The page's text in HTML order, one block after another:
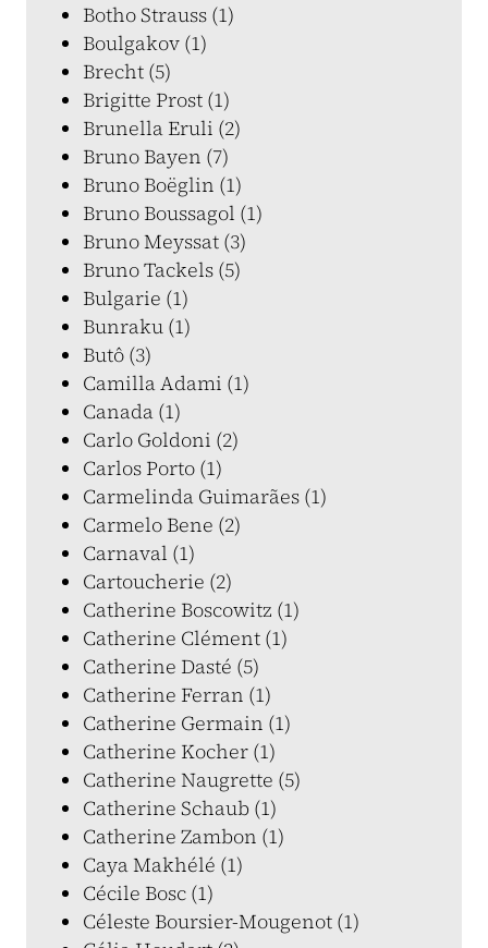
Botho Strauss (1)
Boulgakov (1)
Brecht (5)
Brigitte Prost (1)
Brunella Eruli (2)
Bruno Bayen (7)
Bruno Boëglin (1)
Bruno Boussagol (1)
Bruno Meyssat (3)
Bruno Tackels (5)
Bulgarie (1)
Bunraku (1)
Butô (3)
Camilla Adami (1)
Canada (1)
Carlo Goldoni (2)
Carlos Porto (1)
Carmelinda Guimarães (1)
Carmelo Bene (2)
Carnaval (1)
Cartoucherie (2)
Catherine Boscowitz (1)
Catherine Clément (1)
Catherine Dasté (5)
Catherine Ferran (1)
Catherine Germain (1)
Catherine Kocher (1)
Catherine Naugrette (5)
Catherine Schaub (1)
Catherine Zambon (1)
Caya Makhélé (1)
Cécile Bosc (1)
Céleste Boursier-Mougenot (1)